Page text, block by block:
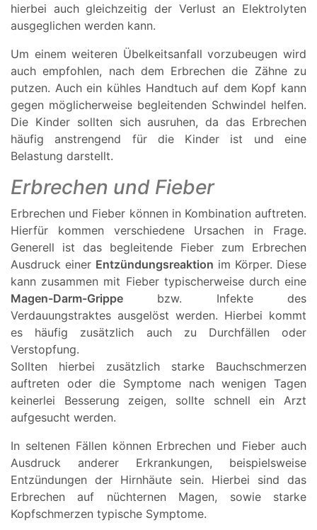
hierbei auch gleichzeitig der Verlust an Elektrolyten
ausgeglichen werden kann.
Um einem weiteren Übelkeitsanfall vorzubeugen wird
auch empfohlen, nach dem Erbrechen die Zähne zu
putzen. Auch ein kühles Handtuch auf dem Kopf kann
gegen möglicherweise begleitenden Schwindel helfen.
Die Kinder sollten sich ausruhen, da das Erbrechen
häufig anstrengend für die Kinder ist und eine
Belastung darstellt.
Erbrechen und Fieber
Erbrechen und Fieber können in Kombination auftreten.
Hierfür kommen verschiedene Ursachen in Frage.
Generell ist das begleitende Fieber zum Erbrechen
Ausdruck einer Entzündungsreaktion im Körper. Diese
kann zusammen mit Fieber typischerweise durch eine
Magen-Darm-Grippe bzw. Infekte des
Verdauungstraktes ausgelöst werden. Hierbei kommt
es häufig zusätzlich auch zu Durchfällen oder
Verstopfung.
Sollten hierbei zusätzlich starke Bauchschmerzen
auftreten oder die Symptome nach wenigen Tagen
keinerlei Besserung zeigen, sollte schnell ein Arzt
aufgesucht werden.
In seltenen Fällen können Erbrechen und Fieber auch
Ausdruck anderer Erkrankungen, beispielsweise
Entzündungen der Hirnhäute sein. Hierbei sind das
Erbrechen auf nüchternen Magen, sowie starke
Kopfschmerzen typische Symptome.